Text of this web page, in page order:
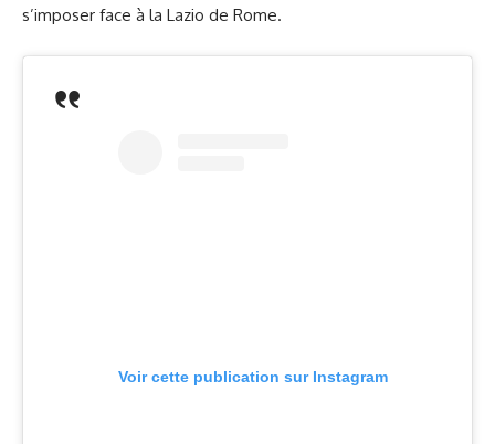
s’imposer face à la Lazio de Rome.
Voir cette publication sur Instagram